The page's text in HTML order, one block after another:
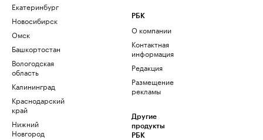
Екатеринбург
Новосибирск
Омск
Башкортостан
Вологодская
область
Калининград
Краснодарский
край
Нижний
Новгород
РБК
О компании
Контактная
информация
Редакция
Размещение
рекламы
Другие
продукты
РБК